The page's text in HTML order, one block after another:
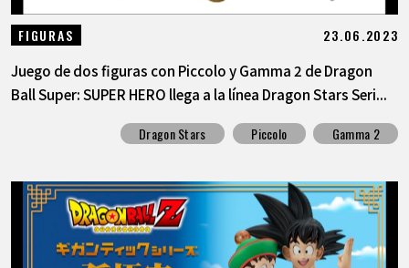
FIGURAS 23.06.2023
Juego de dos figuras con Piccolo y Gamma 2 de Dragon
Ball Super: SUPER HERO llega a la línea Dragon Stars Seri...
Dragon Stars Piccolo Gamma 2